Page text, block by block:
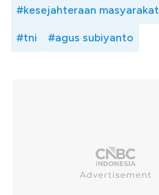
#kesejahteraan masyarakat
#tni #agus subiyanto